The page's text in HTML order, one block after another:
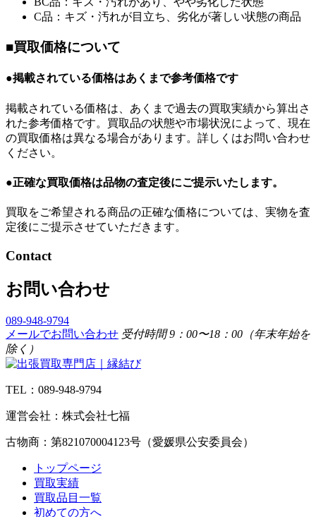
C品：キズ・汚れが目立ち、劣化が著しい状態の商品
■買取価格について
●掲載されている価格はあくまで参考価格です
掲載されている価格は、あくまで過去の買取実績から算出さ
れた参考価格です。買取品の状態や市場状況によって、現在
の買取価格は異なる場合があります。詳しくはお問い合わせ
ください。
●正確な買取価格は品物の査定後にご提示いたします。
買取をご希望される商品の正確な価格については、実物を査
定後にご提示させていただきます。
Contact
お問い合わせ
089-948-9794
メールでお問い合わせ 受付時間 9：00〜18：00（年末年始を
除く）
TEL：089-948-9794
運営会社：株式会社七福
古物商：第821070004123号（愛媛県公安委員会）
トップページ
買取実績
買取品目一覧
初めての方へ